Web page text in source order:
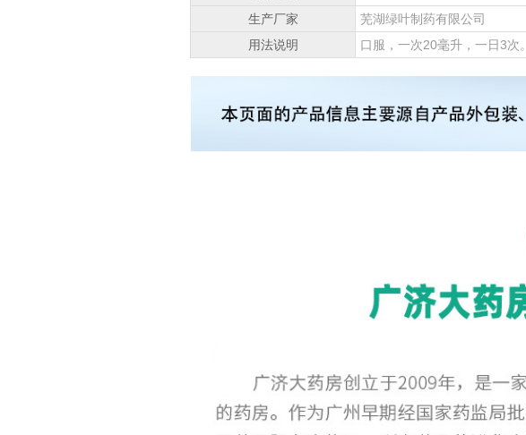
生产厂家
芜湖绿叶制药有限公司
用法说明
口服，一次20毫升，一日3次。